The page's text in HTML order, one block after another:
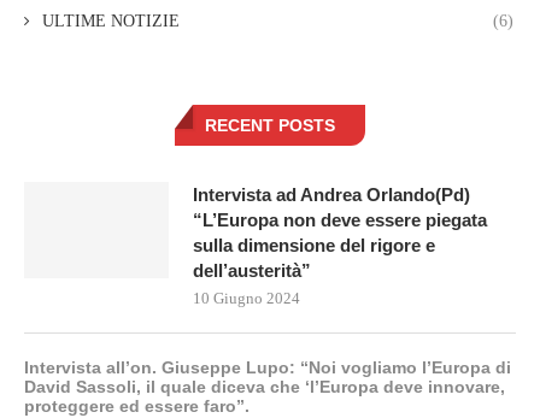
ULTIME NOTIZIE (6)
RECENT POSTS
Intervista ad Andrea Orlando(Pd)
“L’Europa non deve essere piegata
sulla dimensione del rigore e
dell’austerità”
10 Giugno 2024
Intervista all’on. Giuseppe Lupo: “Noi vogliamo l’Europa di
David Sassoli, il quale diceva che ‘l’Europa deve innovare,
proteggere ed essere faro”.